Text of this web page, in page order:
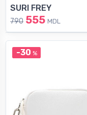
SURI FREY
790 555 MDL
-30 %